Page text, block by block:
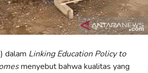
dalam Linking Education Policy to
menyebut bahwa kualitas yang